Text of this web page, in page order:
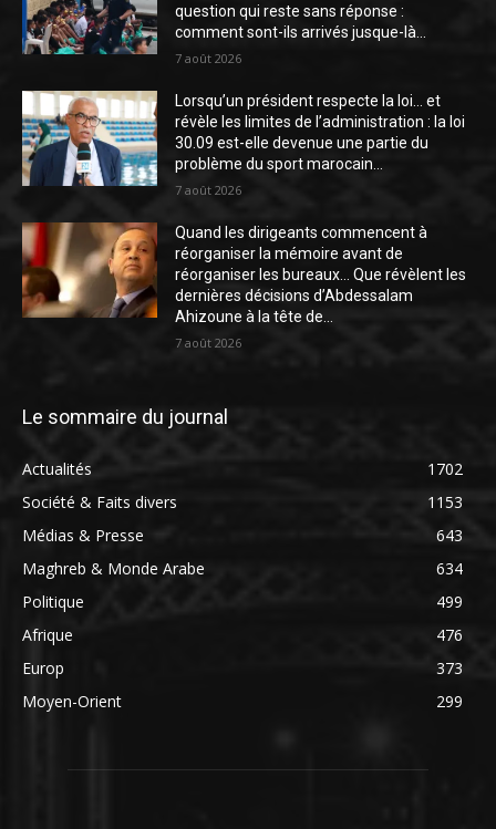
question qui reste sans réponse :
comment sont-ils arrivés jusque-là...
7 août 2026
Lorsqu’un président respecte la loi… et
révèle les limites de l’administration : la loi
30.09 est-elle devenue une partie du
problème du sport marocain...
7 août 2026
Quand les dirigeants commencent à
réorganiser la mémoire avant de
réorganiser les bureaux… Que révèlent les
dernières décisions d’Abdessalam
Ahizoune à la tête de...
7 août 2026
Le sommaire du journal
Actualités
1702
Société & Faits divers
1153
Médias & Presse
643
Maghreb & Monde Arabe
634
Politique
499
Afrique
476
Europ
373
Moyen-Orient
299